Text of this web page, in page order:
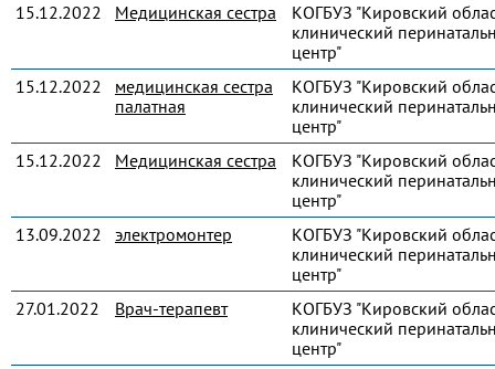
15.12.2022
Медицинская сестра
КОГБУЗ "Кировский
клинический
центр"
15.12.2022
медицинская сестра
палатная
КОГБУЗ "Кировский
клинический
центр"
15.12.2022
Медицинская сестра
КОГБУЗ "Кировский
клинический
центр"
13.09.2022
электромонтер
КОГБУЗ "Кировский
клинический
центр"
27.01.2022
Врач-терапевт
КОГБУЗ "Кировский
клинический
центр"